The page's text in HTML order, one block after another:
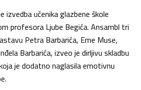
izvedba učenika glazbene škole
profesora Ljube Begića. Ansambl tri
Petra Barbarića, Eme Muse,
Barbarića, izveo je dirljivu skladbu
je dodatno naglasila emotivnu